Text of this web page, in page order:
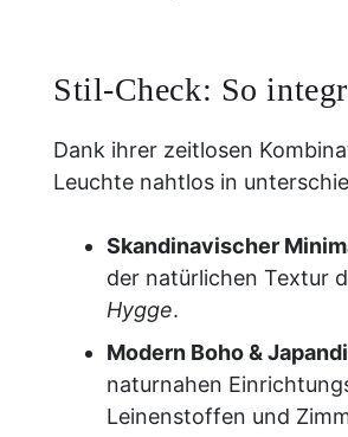
Stil-Check: So
Dank ihrer zeitlosen
Leuchte nahtlos in
Skandinavischer
der natürlichen Textur
Hygge.
Modern Boho &
naturnahen
Leinenstoffen und